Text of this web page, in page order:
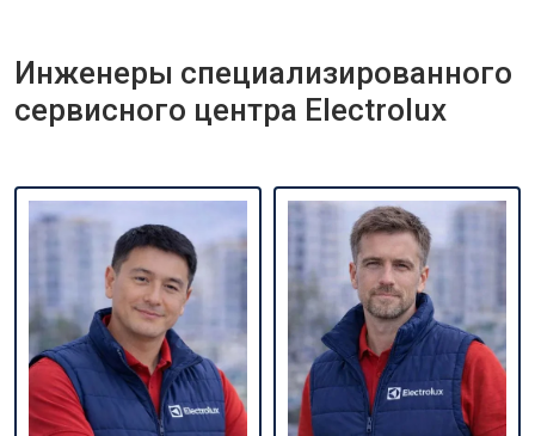
Инженеры специализированного
сервисного центра Electrolux